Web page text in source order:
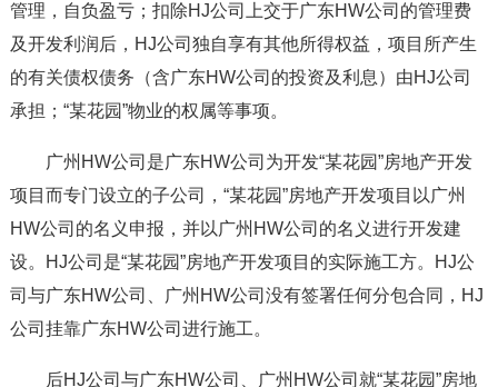
管理，自负盈亏；扣除HJ公司上交于广东HW公司的管理费
及开发利润后，HJ公司独自享有其他所得权益，项目所产生
的有关债权债务（含广东HW公司的投资及利息）由HJ公司
承担；“某花园”物业的权属等事项。
广州HW公司是广东HW公司为开发“某花园”房地产开发
项目而专门设立的子公司，“某花园”房地产开发项目以广州
HW公司的名义申报，并以广州HW公司的名义进行开发建
设。HJ公司是“某花园”房地产开发项目的实际施工方。HJ公
司与广东HW公司、广州HW公司没有签署任何分包合同，HJ
公司挂靠广东HW公司进行施工。
后HJ公司与广东HW公司、广州HW公司就“某花园”房地